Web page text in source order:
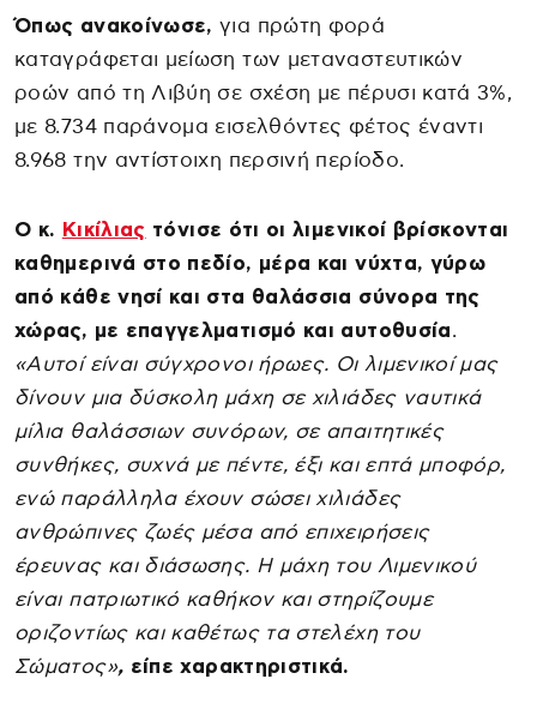
Όπως ανακοίνωσε, για πρώτη φορά
καταγράφεται μείωση των μεταναστευτικών
ροών από τη Λιβύη σε σχέση με πέρυσι κατά 3%,
με 8.734 παράνομα εισελθόντες φέτος έναντι
8.968 την αντίστοιχη περσινή περίοδο.
Ο κ. Κικίλιας τόνισε ότι οι λιμενικοί βρίσκονται
καθημερινά στο πεδίο, μέρα και νύχτα, γύρω
από κάθε νησί και στα θαλάσσια σύνορα της
χώρας, με επαγγελματισμό και αυτοθυσία.
«Αυτοί είναι σύγχρονοι ήρωες. Οι λιμενικοί μας
δίνουν μια δύσκολη μάχη σε χιλιάδες ναυτικά
μίλια θαλάσσιων συνόρων, σε απαιτητικές
συνθήκες, συχνά με πέντε, έξι και επτά μποφόρ,
ενώ παράλληλα έχουν σώσει χιλιάδες
ανθρώπινες ζωές μέσα από επιχειρήσεις
έρευνας και διάσωσης. Η μάχη του Λιμενικού
είναι πατριωτικό καθήκον και στηρίζουμε
οριζοντίως και καθέτως τα στελέχη του
Σώματος», είπε χαρακτηριστικά.